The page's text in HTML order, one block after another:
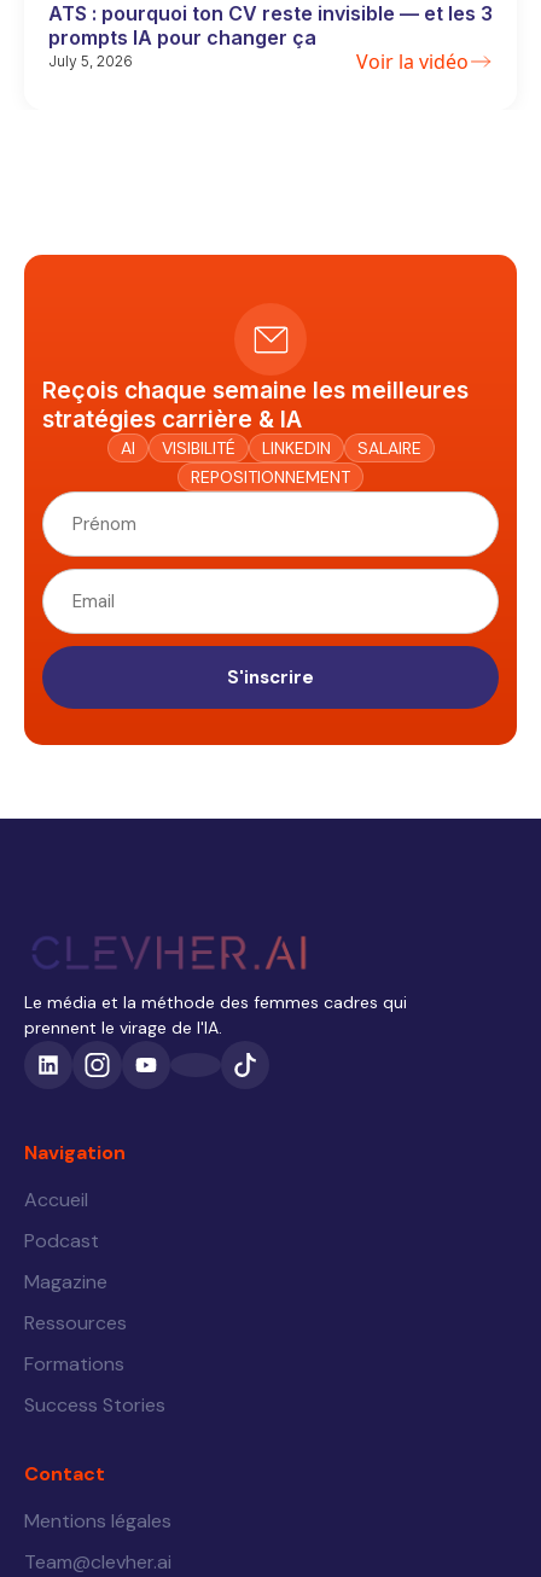
ATS : pourquoi ton CV reste invisible — et les 3
prompts IA pour changer ça
July 5, 2026 Voir la vidéo
Reçois chaque semaine les meilleures
stratégies carrière & IA
AI VISIBILITÉ LINKEDIN
SALAIRE
REPOSITIONNEMENT
S'inscrire
Le média et la méthode des femmes cadres qui
prennent le virage de l'IA.
Navigation
Accueil
Podcast
Magazine
Ressources
Formations
Success Stories
Contact
Mentions légales
Team@clevher.ai